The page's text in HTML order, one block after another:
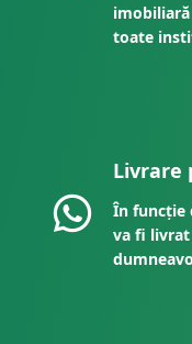
toate
Livrare
În funcție
va fi